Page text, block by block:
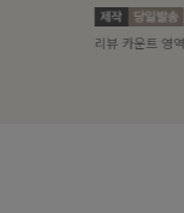
리뷰 카운트 영역